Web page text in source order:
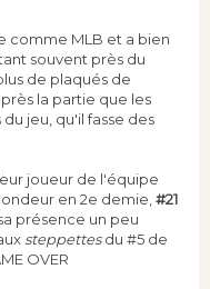
comme MLB et a bien
souvent près du
de plaqués de
la partie que les
jeu, qu'il fasse des
joueur de l'équipe
en 2e demie,#21
présence un peu
steppettesdu #5 de
OVER